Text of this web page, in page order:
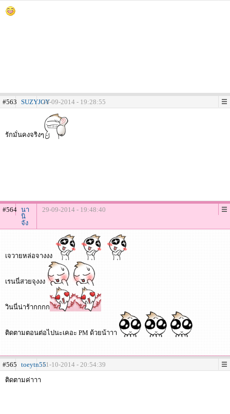
#563 SUZYJOY24-09-2014 - 19:28:55
รักมั่นคงจริงๆ
#564 นา
นิ
จัง
29-09-2014 - 19:48:40
เจวายหล่อจางงง
เรนนี่สวยจุงงง
วินนี่น่าร้ากกกก
ติดตามตอนต่อไปนะเคอะ PM ด้วยน้าาา
#565 toeytn5511-10-2014 - 20:54:39
ติดตามค่าาา